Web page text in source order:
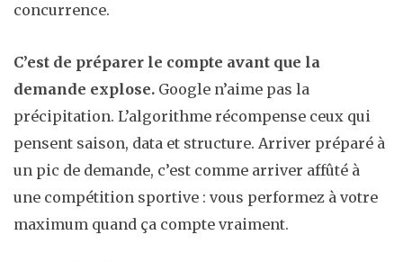
concurrence.
C’est de préparer le compte avant que la
demande explose. Google n’aime pas la
précipitation. L’algorithme récompense ceux qui
pensent saison, data et structure. Arriver préparé à
un pic de demande, c’est comme arriver affûté à
une compétition sportive : vous performez à votre
maximum quand ça compte vraiment.